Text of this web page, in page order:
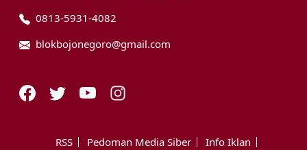
0813-5931-4082
blokbojonegoro@gmail.com
RSS Pedoman Media Siber
Info Iklan